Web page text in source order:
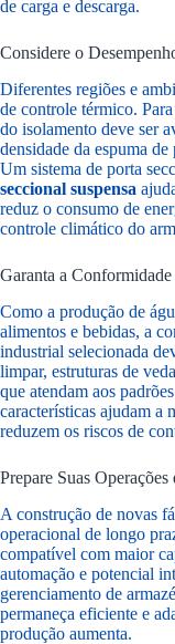
de carga e descarga.
Considere o
Diferentes regiões e
de controle térmico.
do isolamento deve ser
densidade da espuma
Um sistema de porta
seccional suspensa
reduz o consumo de
controle climático do
Garanta a
Como a produção de
alimentos e bebidas, a
industrial selecionada
limpar, estruturas de
que atendam aos
características ajudam a
reduzem os riscos de
Prepare Suas
A construção de novas
operacional de longo
compatível com maior
automação e potencial
gerenciamento de
permaneça eficiente e
produção aumenta.